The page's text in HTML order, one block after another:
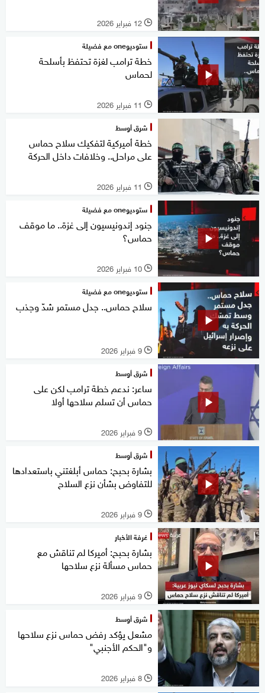
l 12 فبراير 2026
ستوديوone مع فضيلة
خطة ترامب لغزة تحتفظ بأسلحة
لحماس
l 11 فبراير 2026
شرق أوسط
خطة أميركية لتفكيك سلاح حماس
على مراحل.. وخلافات داخل الحركة
l 11 فبراير 2026
ستوديوone مع فضيلة
جنود إندونيسيون إلى غزة.. ما موقف
حماس؟
l 10 فبراير 2026
ستوديوone مع فضيلة
سلاح حماس.. جدل مستمر شدّ وجذب
l 9 فبراير 2026
شرق أوسط
ساعر: ندعم خطة ترامب لكن على
حماس أن تسلم سلاحها أولا
l 9 فبراير 2026
شرق أوسط
بشارة بحبح: حماس أبلغتني باستعدادها
للتفاوض بشأن نزع السلاح
l 9 فبراير 2026
غرفة الأخبار
بشارة بحبح: أميركا لم تناقش مع
حماس مسألة نزع سلاحها
l 9 فبراير 2026
شرق أوسط
مشعل يؤكد رفض حماس نزع سلاحها
و"الحكم الأجنبي"
l 8 فبراير 2026